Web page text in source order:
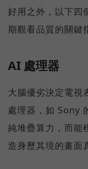
好用之外，以下四
期觀看品質的關鍵
AI 處理器
大腦優劣決定電視
處理器，如 Sony
純堆疊算力，而能
造身歷其境的畫面